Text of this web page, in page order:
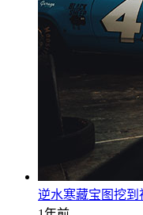
逆水寒藏宝图挖到